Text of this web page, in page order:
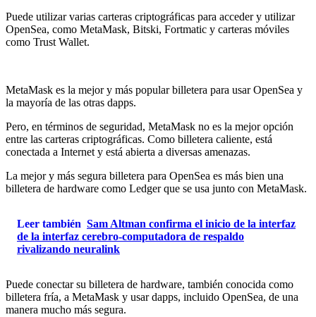
Puede utilizar varias carteras criptográficas para acceder y utilizar
OpenSea, como MetaMask, Bitski, Fortmatic y carteras móviles
como Trust Wallet.
MetaMask es la mejor y más popular billetera para usar OpenSea y
la mayoría de las otras dapps.
Pero, en términos de seguridad, MetaMask no es la mejor opción
entre las carteras criptográficas. Como billetera caliente, está
conectada a Internet y está abierta a diversas amenazas.
La mejor y más segura billetera para OpenSea es más bien una
billetera de hardware como Ledger que se usa junto con MetaMask.
Leer también Sam Altman confirma el inicio de la interfaz
de la interfaz cerebro-computadora de respaldo
rivalizando neuralink
Puede conectar su billetera de hardware, también conocida como
billetera fría, a MetaMask y usar dapps, incluido OpenSea, de una
manera mucho más segura.